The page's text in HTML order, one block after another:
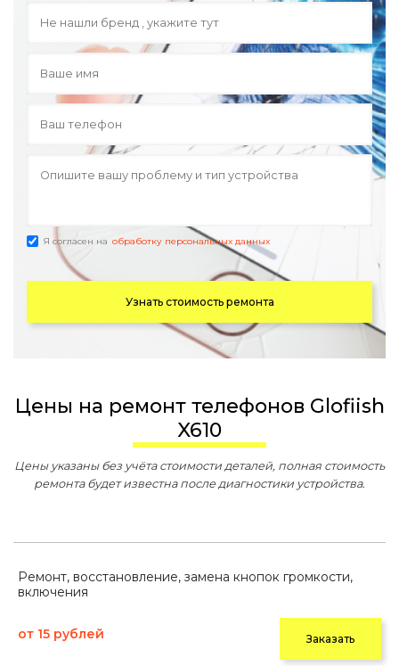
Я согласен на обработку персональных данных
Узнать стоимость ремонта
Цены на ремонт телефонов Glofiish
X610
Цены указаны без учёта стоимости деталей, полная стоимость
ремонта будет известна после диагностики устройства.
Ремонт, восстановление, замена кнопок громкости,
включения
от 15 рублей Заказать